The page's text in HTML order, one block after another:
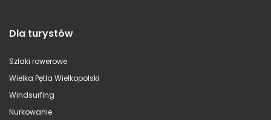
Dla turystów
Szlaki rowerowe
Wielka Pętla Wielkopolski
Windsurfing
Nurkowanie